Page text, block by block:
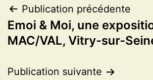
Navigation
de
Publication précédente
Emoi & Moi, une
MAC/VAL, Vitry-sur-
Publication suivante